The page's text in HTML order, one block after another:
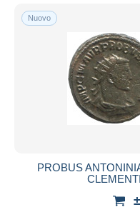
Nuovo
PROBUS